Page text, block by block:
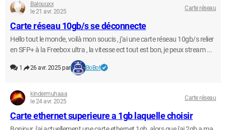
Balouuxx
le 21 avr. 2025
Carte réseau
Carte réseau 10gb/s se déconnecte
Hello tout le monde, voilà mon soucis , j’ai une carte réseau 10gb/s relier
en SFP+ à la Freebox ultra , la vitesse ect tout est bon, je peux stream ...
1 26 avr. 2025 par BoBot
kindermuhaaa
le 24 avr. 2025
Carte réseau
Carte ethernet superieure a 1gb laquelle choisir